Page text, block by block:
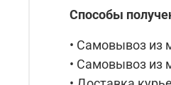
Способы
• Самовывоз из
• Самовывоз из